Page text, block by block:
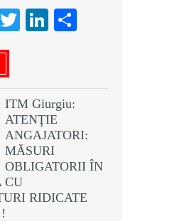
WhatsApp
TwitterLinkedIn
ITM Giurgiu:
ATENŢIE
ANGAJATORI:
MĂSURI
OBLIGATORII ÎN
CU
RIDICATE